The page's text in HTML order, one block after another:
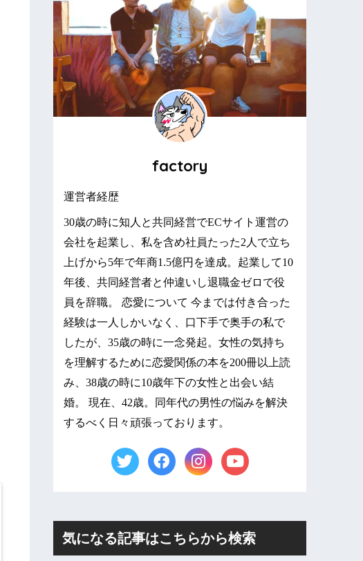
factory
運営者経歴
30歳の時に知人と共同経営でECサイト運営の
会社を起業し、私を含め社員たった2人で立ち
上げから5年で年商1.5億円を達成。起業して10
年後、共同経営者と仲違いし退職金ゼロで役
員を辞職。 恋愛について 今までは付き合った
経験は一人しかいなく、口下手で奥手の私で
したが、35歳の時に一念発起。女性の気持ち
を理解するために恋愛関係の本を200冊以上読
み、38歳の時に10歳年下の女性と出会い結
婚。 現在、42歳。同年代の男性の悩みを解決
するべく日々頑張っております。
気になる記事はこちらから検索